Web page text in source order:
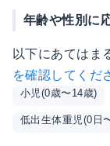
年齢や性別に
以下にあてはま
を確認してくだ
小児(0歳〜14歳)
低出生体重児(0日